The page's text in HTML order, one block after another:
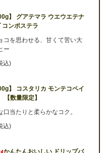
】 グアテマラ ウエウエテナ
コンポステラ
コを思わせる、甘くて苦い大
ー
込)
】 コスタリカ モンテコペイ
数量限定】
口当たりと柔らかなコク。
込)
かんたんおいしい ドリップバ